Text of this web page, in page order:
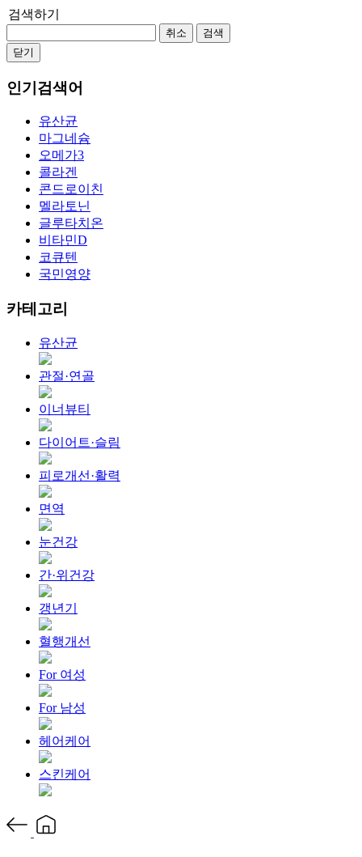
검색하기
취소
검색
닫기
인기검색어
유산균
마그네슘
오메가3
콜라겐
콘드로이친
멜라토닌
글루타치온
비타민D
코큐텐
국민영양
카테고리
유산균
관절·연골
이너뷰티
다이어트·슬림
피로개선·활력
면역
눈건강
간·위건강
갱년기
혈행개선
For 여성
For 남성
헤어케어
스킨케어